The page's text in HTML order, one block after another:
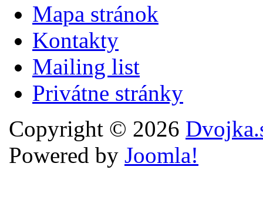
Mapa stránok
Kontakty
Mailing list
Privátne stránky
Copyright © 2026
Powered by Joomla!